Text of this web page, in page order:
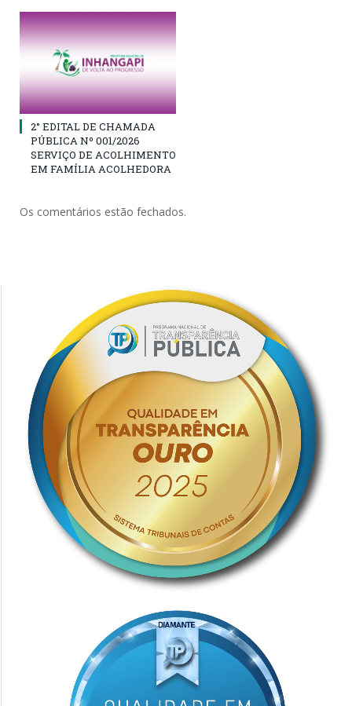
2° EDITAL DE CHAMADA
PÚBLICA Nº 001/2026
SERVIÇO DE ACOLHIMENTO
EM FAMÍLIA ACOLHEDORA
Os comentários estão fechados.